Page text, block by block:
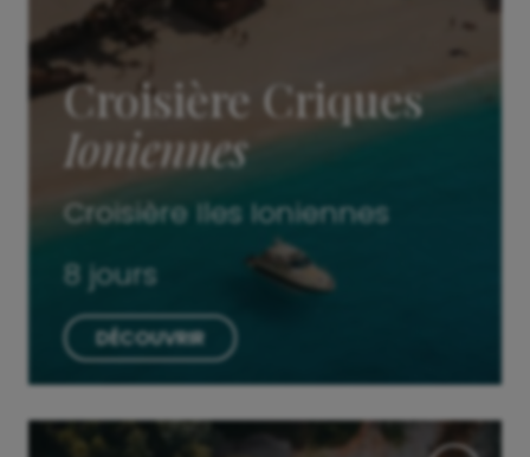
Croisière Criques
Ioniennes
Croisière Iles Ioniennes
8 jours
DÉCOUVRIR